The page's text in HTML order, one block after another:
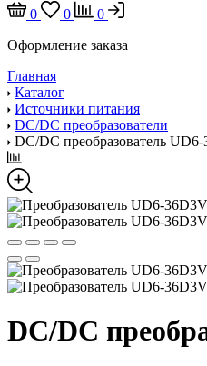
0
0
0
Оформление заказа
Главная
Каталог
Источники питания
DC/DC преобразователи
DC/DC преобразователь
DC/DC